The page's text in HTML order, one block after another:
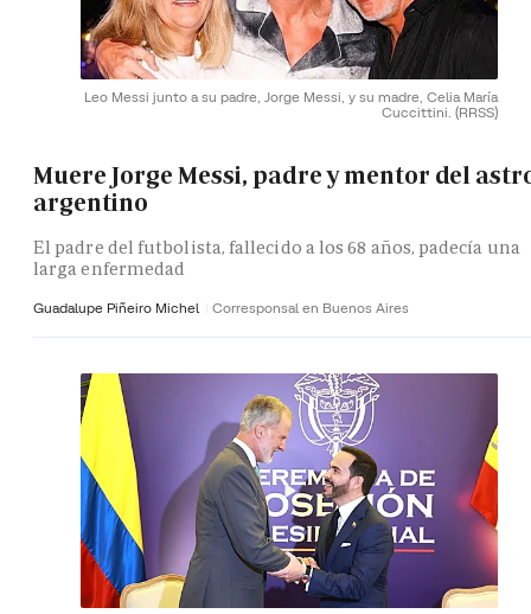
Leo Messi junto a su padre, Jorge Messi, y su madre, Celia María
Cuccittini. (RRSS)
Muere Jorge Messi, padre y mentor del
argentino
El padre del futbolista, fallecido a los 68 años, padecía una
larga enfermedad
Guadalupe Piñeiro Michel Corresponsal en Buenos Aires